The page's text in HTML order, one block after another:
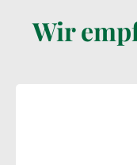
Wir